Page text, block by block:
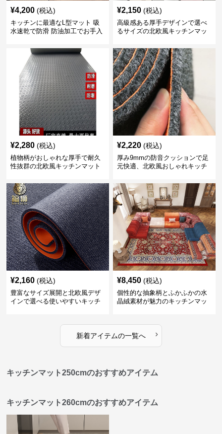
¥4,200 (税込)
キッチンに最適なL型マット 吸
水速乾で防滑 防油加工でお手入
¥2,150 (税込)
高級感ある厚手デザインで選べ
るサイズの北欧風キッチンマッ
¥2,280 (税込)
植物柄がおしゃれな厚手で耐久
性抜群の北欧風キッチンマット
¥2,220 (税込)
厚み9mmの防音クッションで足
元快適、北欧風おしゃれキッチ
¥2,160 (税込)
豊富なサイズ展開と北欧風デザ
インで選べる使いやすいキッチ
¥8,450 (税込)
個性的な抽象柄とふかふかの水
晶絨素材が魅力のキッチンマッ
新着アイテムの一覧へ ›
キッチンマット250cmのおすすめアイテム
キッチンマット260cmのおすすめアイテム